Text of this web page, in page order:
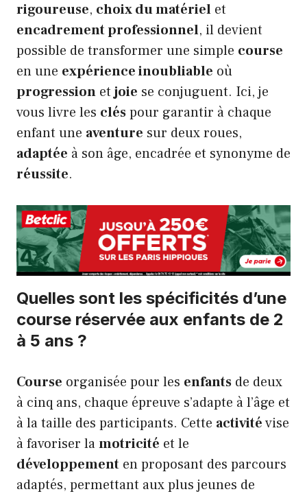
rigoureuse, choix du matériel et
encadrement professionnel, il devient
possible de transformer une simple course
en une expérience inoubliable où
progression etjoie se conjuguent. Ici, je
vous livre les cléspour garantir à chaque
enfant une aventure sur deux roues,
adaptée à son âge, encadrée et synonyme de
réussite.
Quelles sont les spécificités d’une
course réservée aux enfants de 2
à 5 ans ?
Course organisée pour les enfants de deux
à cinq ans, chaque épreuve s’adapte à l’âge et
à la taille des participants. Cette activitévise
à favoriser lamotricité et le
développement en proposant des parcours
adaptés, permettant aux plus jeunes de